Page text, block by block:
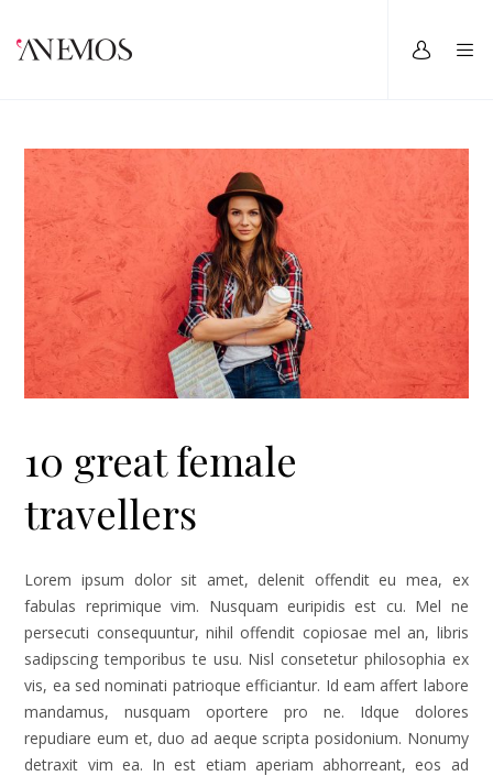
10 great female
travellers
Lorem ipsum dolor sit amet, delenit offendit eu mea, ex
fabulas reprimique vim. Nusquam euripidis est cu. Mel ne
persecuti consequuntur, nihil offendit copiosae mel an, libris
sadipscing temporibus te usu. Nisl consetetur philosophia ex
vis, ea sed nominati patrioque efficiantur. Id eam affert labore
mandamus, nusquam oportere pro ne. Idque dolores
repudiare eum et, duo ad aeque scripta posidonium. Nonumy
detraxit vim ea. In est etiam aperiam abhorreant, eos ad